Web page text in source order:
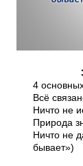
4
Всё
Ничто не
Природа
Ничто не
бывает»)